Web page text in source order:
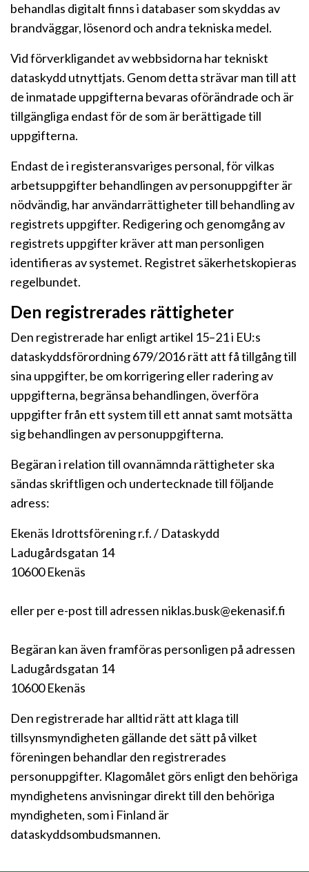
behandlas digitalt finns i databaser som skyddas av
brandväggar, lösenord och andra tekniska medel.
Vid förverkligandet av webbsidorna har tekniskt
dataskydd utnyttjats. Genom detta strävar man till att
de inmatade uppgifterna bevaras oförändrade och är
tillgängliga endast för de som är berättigade till
uppgifterna.
Endast de i registeransvariges personal, för vilkas
arbetsuppgifter behandlingen av personuppgifter är
nödvändig, har användarrättigheter till behandling av
registrets uppgifter. Redigering och genomgång av
registrets uppgifter kräver att man personligen
identifieras av systemet. Registret säkerhetskopieras
regelbundet.
Den registrerades rättigheter
Den registrerade har enligt artikel 15–21 i EU:s
dataskyddsförordning 679/2016 rätt att få tillgång till
sina uppgifter, be om korrigering eller radering av
uppgifterna, begränsa behandlingen, överföra
uppgifter från ett system till ett annat samt motsätta
sig behandlingen av personuppgifterna.
Begäran i relation till ovannämnda rättigheter ska
sändas skriftligen och undertecknade till följande
adress:
Ekenäs Idrottsförening r.f. / Dataskydd
Ladugårdsgatan 14
10600 Ekenäs
eller per e-post till adressen niklas.busk@ekenasif.fi
Begäran kan även framföras personligen på adressen
Ladugårdsgatan 14
10600 Ekenäs
Den registrerade har alltid rätt att klaga till
tillsynsmyndigheten gällande det sätt på vilket
föreningen behandlar den registrerades
personuppgifter. Klagomålet görs enligt den behöriga
myndighetens anvisningar direkt till den behöriga
myndigheten, som i Finland är
dataskyddsombudsmannen.